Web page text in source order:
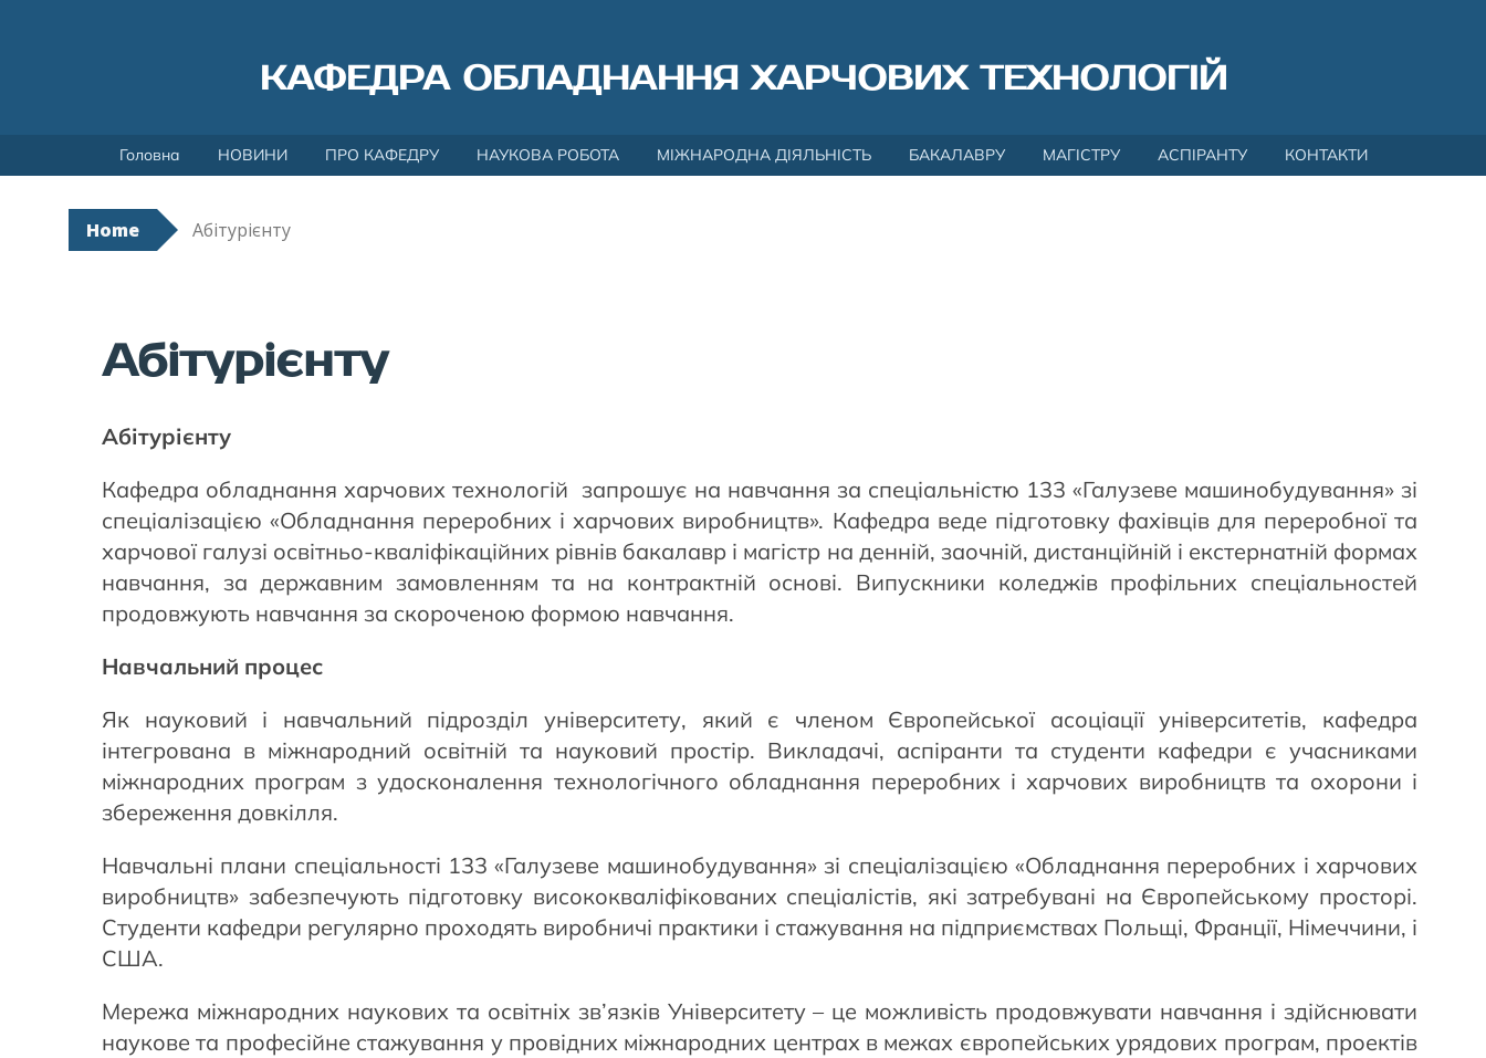
КАФЕДРА ОБЛАДНАННЯ ХАРЧОВИХ ТЕХНОЛОГІЙ
to
Головна НОВИНИ ПРО КАФЕДРУ НАУКОВА РОБОТА МІЖНАРОДНА ДІЯЛЬНІСТЬ БАКАЛАВРУ МАГІСТРУ АСПІРАНТУ КОНТАКТИ
Home Абітурієнту
Абітурієнту
Абітурієнту
Кафедра обладнання харчових технологій запрошує на навчання за спеціальністю 133 «Галузеве машинобудування» зі
спеціалізацією «Обладнання переробних і харчових виробництв». Кафедра веде підготовку фахівців для переробної та
харчової галузі освітньо-кваліфікаційних рівнів бакалавр і магістр на денній, заочній, дистанційній і екстернатній формах
навчання, за державним замовленням та на контрактній основі. Випускники коледжів профільних спеціальностей
продовжують навчання за скороченою формою навчання.
Навчальний процес
Як науковий і навчальний підрозділ університету, який є членом Європейської асоціації університетів, кафедра
інтегрована в міжнародний освітній та науковий простір. Викладачі, аспіранти та студенти кафедри є учасниками
міжнародних програм з удосконалення технологічного обладнання переробних і харчових виробництв та охорони і
збереження довкілля.
Навчальні плани спеціальності 133 «Галузеве машинобудування» зі спеціалізацією «Обладнання переробних і харчових
виробництв» забезпечують підготовку висококваліфікованих спеціалістів, які затребувані на Європейському просторі.
Студенти кафедри регулярно проходять виробничі практики і стажування на підприємствах Польщі, Франції, Німеччини, і
США.
Мережа міжнародних наукових та освітніх зв’язків Університету – це можливість продовжувати навчання і здійснювати
наукове та професійне стажування у провідних міжнародних центрах в межах європейських урядових програм, проектів